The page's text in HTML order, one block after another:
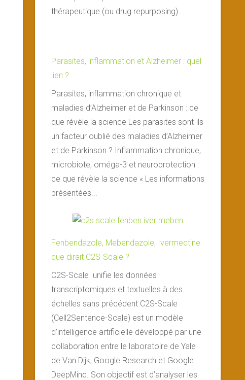
thérapeutique (ou drug repurposing)...
Parasites, inflammation et Alzheimer : quel
lien ?
Parasites, inflammation chronique et
maladies d’Alzheimer et de Parkinson : ce
que révèle la science Les parasites sont-ils
un facteur oublié des maladies d’Alzheimer
et de Parkinson ? Inflammation chronique,
microbiote, oméga-3 et neuroprotection :
ce que révèle la science « Les informations
présentées...
Fenbendazole, Mebendazole, Ivermectine
que dirait C2S-Scale ?
C2S-Scale unifie les données
transcriptomiques et textuelles à des
échelles sans précédent C2S-Scale
(Cell2Sentence-Scale) est un modèle
d’intelligence artificielle développé par une
collaboration entre le laboratoire de Yale
de Van Dijk, Google Research et Google
DeepMind. Son objectif est d’analyser les